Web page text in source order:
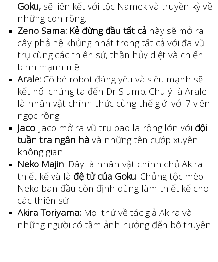
Goku, sẽ liên kết với tộc Namek và truyền kỳ về
những con rồng.
Zeno Sama: Kẻ đừng đầu tất cảnày sẽ mở ra
cây phả hệ khủng nhất trong tất cả với đa vũ
trụ cùng các thiên sứ, thần hủy diệt và chiến
binh mạnh mẽ.
Arale:Cô bé robot đáng yêu và siêu mạnh sẽ
kết nối chúng ta đến Dr Slump. Chú ý là Arale
là nhân vật chính thức cùng thế giới với 7 viên
ngọc rồng
Jaco: Jaco mở ra vũ trụ bao la rộng lớn với đội
tuần tra ngân hà và những tên cướp xuyên
không gian
Neko Majin: Đây là nhân vật chính chủ Akira
thiết kế và là đệ tử của Goku. Chủng tộc mèo
Neko ban đầu còn định dùng làm thiết kế cho
các thiên sứ.
Akira Toriyama:Mọi thứ về tác giả Akira và
những người có tầm ảnh hưởng đến bộ truyện